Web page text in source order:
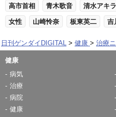
高市首相 青木歌音 清水アキラ
女性 山崎怜奈 板東英二 吉
日刊ゲンダイDIGITAL 健康 治療
健康
病気
治療
病院
健康